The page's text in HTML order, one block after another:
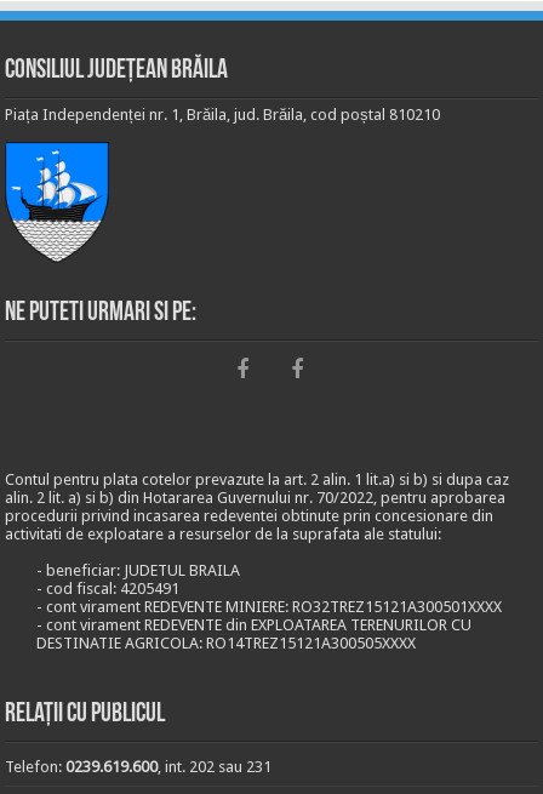
Consiliul Județean Brăila
Piața Independenței nr. 1, Brăila, jud. Brăila, cod poștal 810210
Ne puteti urmari si pe:
Contul pentru plata cotelor prevazute la art. 2 alin. 1 lit.a) si b) si dupa caz
alin. 2 lit. a) si b) din Hotararea Guvernului nr. 70/2022, pentru aprobarea
procedurii privind incasarea redeventei obtinute prin concesionare din
activitati de exploatare a resurselor de la suprafata ale statului:
- beneficiar: JUDETUL BRAILA
- cod fiscal: 4205491
- cont virament REDEVENTE MINIERE: RO32TREZ15121A300501XXXX
- cont virament REDEVENTE din EXPLOATAREA TERENURILOR CU
DESTINATIE AGRICOLA: RO14TREZ15121A300505XXXX
Relații cu publicul
Telefon:0239.619.600, int. 202 sau 231